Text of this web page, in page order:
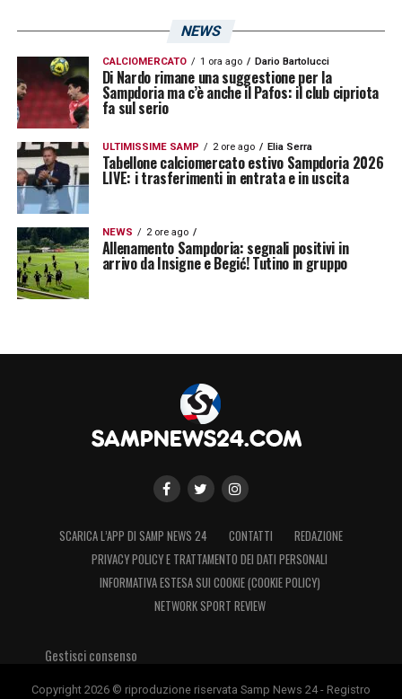
00:19
Il tifoso immortalato da Ekdal
NEWS
CALCIOMERCATO 1 ora ago Dario Bartolucci
Di Nardo rimane una suggestione per la
Sampdoria ma c’è anche il Pafos: il club cipriota
fa sul serio
ULTIMISSIME SAMP 2 ore ago Elia Serra
Tabellone calciomercato estivo Sampdoria 2026
LIVE: i trasferimenti in entrata e in uscita
NEWS 2 ore ago
Allenamento Sampdoria: segnali positivi in
arrivo da Insigne e Begić! Tutino in gruppo
SCARICA L’APP DI SAMP NEWS 24 CONTATTI
REDAZIONE
PRIVACY POLICY E TRATTAMENTO DEI DATI PERSONALI
INFORMATIVA ESTESA SUI COOKIE (COOKIE POLICY)
NETWORK SPORT REVIEW
Gestisci consenso
Copyright 2026 © riproduzione riservata Samp News 24 - Registro